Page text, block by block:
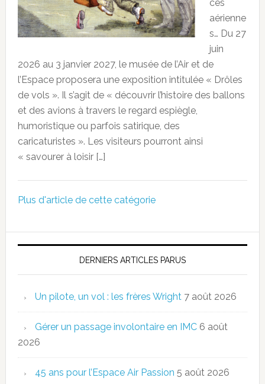
ces
aérienne
s… Du 27
juin
2026 au 3 janvier 2027, le musée de l’Air et de
l’Espace proposera une exposition intitulée « Drôles
de vols ». Il s’agit de « découvrir l’histoire des ballons
et des avions à travers le regard espiègle,
humoristique ou parfois satirique, des
caricaturistes ». Les visiteurs pourront ainsi
« savourer à loisir […]
Plus d'article de cette catégorie
DERNIERS ARTICLES PARUS
Un pilote, un vol : les frères Wright 7 août 2026
Gérer un passage involontaire en IMC 6 août
2026
45 ans pour l’Espace Air Passion 5 août 2026